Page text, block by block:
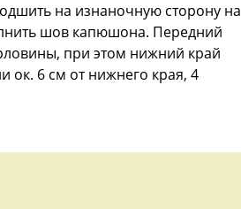
на изнаночную сторону на
шов капюшона. Передний
при этом нижний край
ок. 6 см от нижнего края, 4